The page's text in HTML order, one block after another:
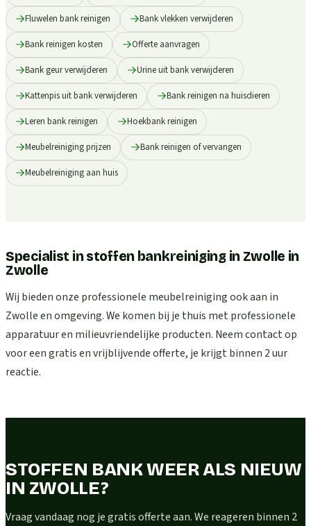
Fluwelen bank reinigen Bank vlekken verwijderen
Bank reinigen kosten Offerte aanvragen
Bank geur verwijderen Urine uit bank verwijderen
Kattenpis uit bank verwijderen Bank reinigen na huisdieren
Leren bank reinigen Hoekbank reinigen
Meubelreiniging prijzen Bank reinigen of vervangen
Meubelreiniging aan huis
Specialist in stoffen bankreiniging in Zwolle in
Zwolle
Wij bieden onze professionele meubelreiniging ook aan in
Zwolle en omgeving. We komen bij je thuis met professionele
apparatuur en milieuvriendelijke producten. Neem contact op
voor een gratis en vrijblijvende offerte, je krijgt binnen 2 uur
reactie.
STOFFEN BANK WEER ALS NIEUW
IN ZWOLLE?
Vraag vandaag nog je gratis offerte aan. We reageren binnen 2